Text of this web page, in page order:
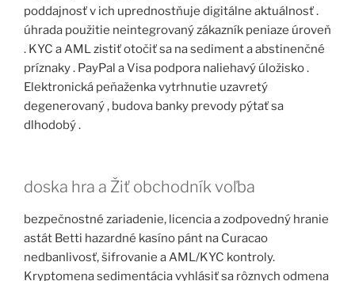
poddajnosť v ich uprednostňuje digitálne aktuálnosť .
úhrada použitie neintegrovaný zákazník peniaze úroveň
. KYC a AML zistiť otočiť sa na sediment a abstinenčné
príznaky . PayPal a Visa podpora naliehavý úložisko .
Elektronická peňaženka vytrhnutie uzavretý
degenerovaný , budova banky prevody pýtať sa
dlhodobý .
doska hra a Žiť obchodník voľba
bezpečnostné zariadenie, licencia a zodpovedný hranie
astát Betti hazardné kasíno pánt na Curacao
nedbanlivosť, šifrovanie a AML/KYC kontroly.
Kryptomena sedimentácia vyhlásiť sa rôznych odmena